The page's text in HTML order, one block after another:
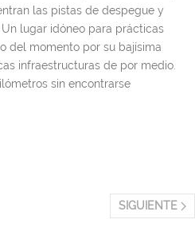
las pistas de despegue y
lugar idóneo para prácticas
del momento por su bajísima
infraestructuras de por medio.
sin encontrarse
SIGUIENTE